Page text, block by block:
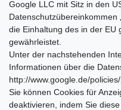
Google LLC mit Sitz in den
Datenschutzübereinkommen
die Einhaltung des in der EU
gewährleistet.
Unter der nachstehenden
Informationen über die
http://www.google.de/
Sie können Cookies für
deaktivieren, indem Sie